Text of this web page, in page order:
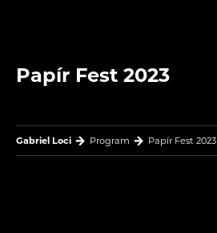
Papír Fest 2023
Gabriel Loci Program Papír Fest 2023